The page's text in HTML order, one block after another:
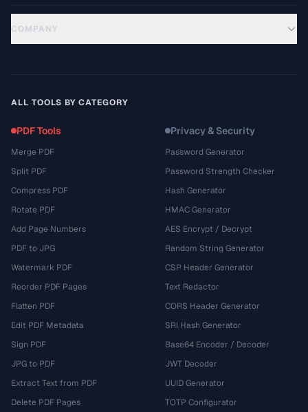
COMPANY
ALL TOOLS BY CATEGORY
PDF Tools
Merge PDF
Split PDF
Compress PDF
Rotate PDF
Add Page Numbers
PDF to JPG
Watermark PDF
Reorder PDF Pages
Flatten PDF
Edit PDF Metadata
Sign PDF
JPG to PDF
Extract Text from PDF
Delete PDF Pages
Privacy & Security
Password Generator
Password Strength Checker
Hash Generator
HMAC Generator
AES Encrypt / Decrypt
Random String Generator
CSP Header Generator
Text Redactor
CORS Header Generator
SRI Hash Generator
Base64 Encoder / Decoder
JWT Decoder
UUID Generator
TOTP Configurator